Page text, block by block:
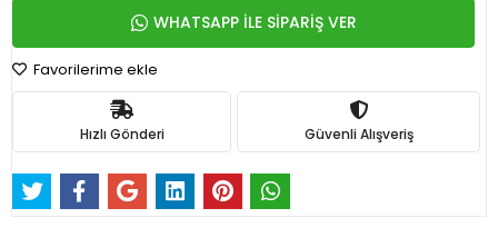
WHATSAPP İLE SİPARİŞ VER
Favorilerime ekle
Hızlı Gönderi Güvenli Alışveriş